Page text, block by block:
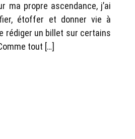
ma propre ascendance, j’ai
étoffer et donner vie à
rédiger un billet sur certains
tout […]